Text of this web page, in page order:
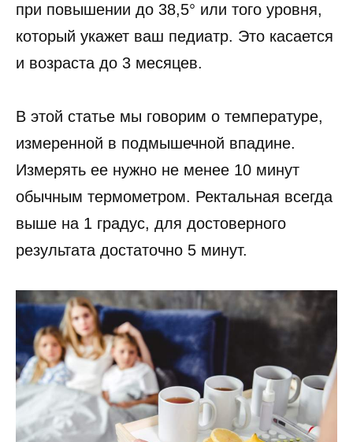
при повышении до 38,5° или того уровня,
который укажет ваш педиатр. Это касается
и возраста до 3 месяцев.
В этой статье мы говорим о температуре,
измеренной в подмышечной впадине.
Измерять ее нужно не менее 10 минут
обычным термометром. Ректальная всегда
выше на 1 градус, для достоверного
результата достаточно 5 минут.